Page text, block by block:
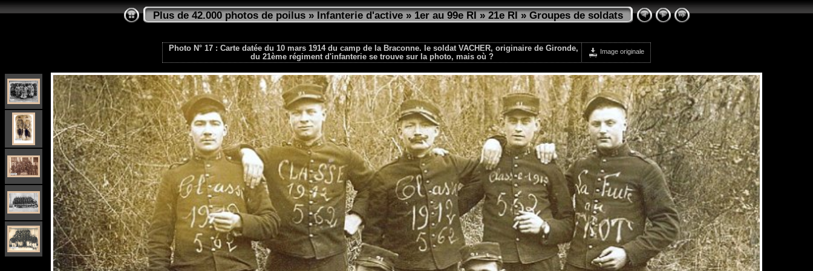
Plus de 42.000 photos de poilus»Infanterie d'active»1er au 99e RI»21e RI»Groupes de soldats
Photo N° 17 : Carte datée du 10 mars 1914 du camp de la Braconne. le soldat VACHER, originaire de Gironde,
du 21ème régiment d'infanterie se trouve sur la photo, mais où ?
Image originale